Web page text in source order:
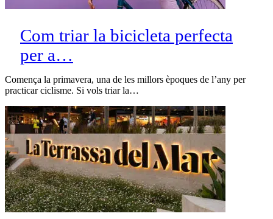
Com triar la bicicleta perfecta
per a…
Comença la primavera, una de les millors èpoques de l’any per
practicar ciclisme. Si vols triar la…